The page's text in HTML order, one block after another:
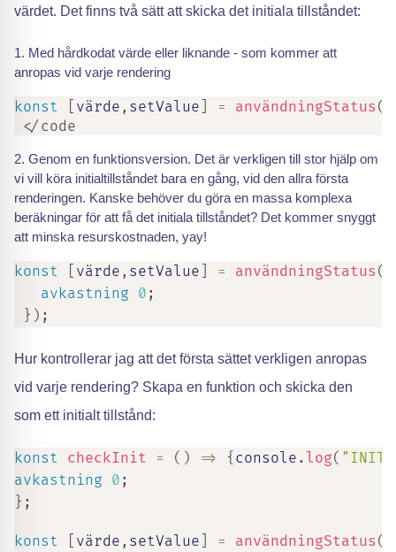
värdet. Det finns två sätt att skicka det initiala tillståndet:
Med hårdkodat värde eller liknande - som kommer att
anropas vid varje rendering
konst värde , setValue = användningStatus(
</code
Genom en funktionsversion. Det är verkligen till stor hjälp om
vi vill köra initialtillståndet bara en gång, vid den allra första
renderingen. Kanske behöver du göra en massa komplexa
beräkningar för att få det initiala tillståndet? Det kommer snyggt
att minska resurskostnaden, yay!
konst värde , setValue = användningStatus(
avkastning 0 ;
} ) ;
Hur kontrollerar jag att det första sättet verkligen anropas
vid varje rendering? Skapa en funktion och skicka den
som ett initialt tillstånd:
konst checkInit = ( ) => { console . log( "INIT"
avkastning 0 ;
} ;
konst värde , setValue = användningStatus(